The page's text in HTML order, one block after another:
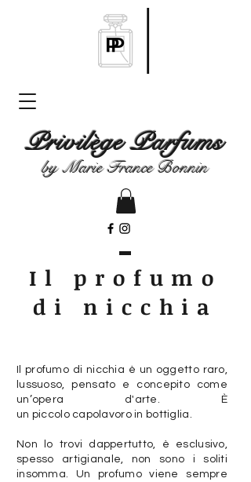
Privilège Parfums
by Marie France Bonnin
Il profumo
di nicchia
l profumo di nicchia è un oggetto raro,
lussuoso, pensato e concepito come
un’opera d'arte. È
un piccolo capolavoro in bottiglia.
Non lo trovi dappertutto, è esclusivo,
spesso artigianale, non sono i soliti
insomma. Un profumo viene sempre